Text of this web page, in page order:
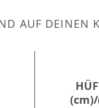
AUF DEINEN